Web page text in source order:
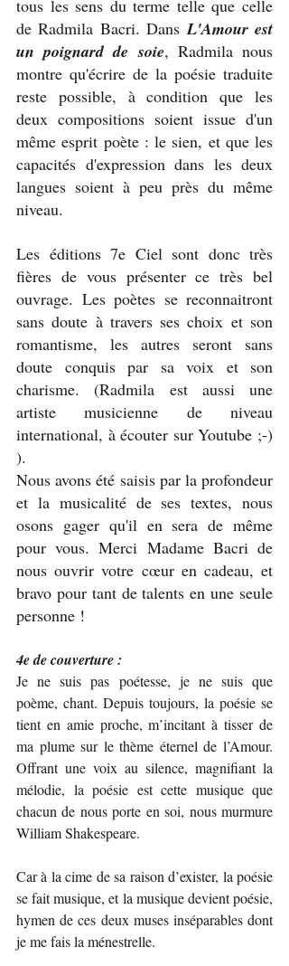
tous les sens du terme telle que celle
de Radmila Bacri. Dans L'Amour est
un poignard de soie, Radmila nous
montre qu'écrire de la poésie traduite
reste possible, à condition que les
deux compositions soient issue d'un
même esprit poète : le sien, et que les
capacités d'expression dans les deux
langues soient à peu près du même
niveau.
Les éditions 7e Ciel sont donc très
fières de vous présenter ce très bel
ouvrage. Les poètes se reconnaitront
sans doute à travers ses choix et son
romantisme, les autres seront sans
doute conquis par sa voix et son
charisme. (Radmila est aussi une
artiste musicienne de niveau
international, à écouter sur Youtube ;-)
).
Nous avons été saisis par la profondeur
et la musicalité de ses textes, nous
osons gager qu'il en sera de même
pour vous. Merci Madame Bacri de
nous ouvrir votre cœur en cadeau, et
bravo pour tant de talents en une seule
personne !
4e de couverture :
Je ne suis pas poétesse, je ne suis que
poème, chant. Depuis toujours, la poésie se
tient en amie proche, m’incitant à tisser de
ma plume sur le thème éternel de l’Amour.
Offrant une voix au silence, magnifiant la
mélodie, la poésie est cette musique que
chacun de nous porte en soi, nous murmure
William Shakespeare.
Car à la cime de sa raison d’exister, la poésie
se fait musique, et la musique devient poésie,
hymen de ces deux muses inséparables dont
je me fais la ménestrelle.